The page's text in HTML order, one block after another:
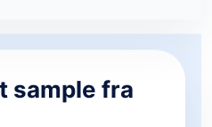
sample fra